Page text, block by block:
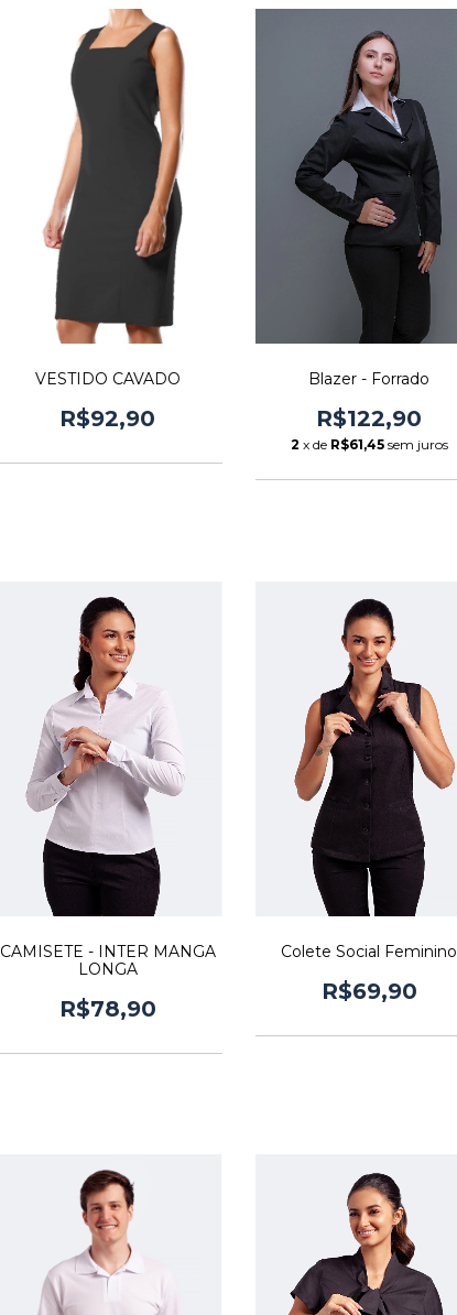
VESTIDO CAVADO
R$92,90
Blazer - Forrado
R$122,90
2 x de R$61,45 sem juros
CAMISETE - INTER MANGA
LONGA
R$78,90
Colete Social Feminino
R$69,90